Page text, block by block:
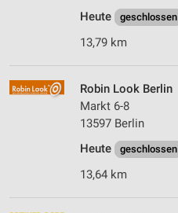
Heute
geschlossen
13,79 km
Robin Look Berlin
Markt 6-8
13597 Berlin
Heute
geschlossen
13,64 km